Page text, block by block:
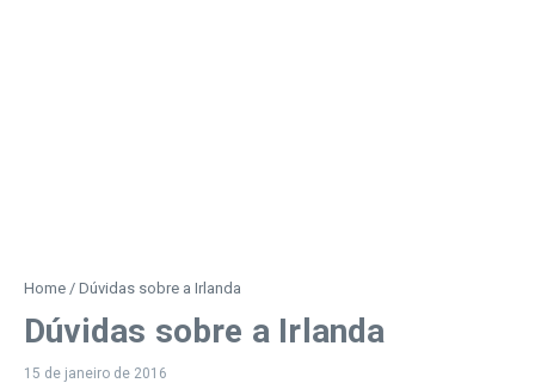
Home / Dúvidas sobre a Irlanda
Dúvidas sobre a Irlanda
15 de janeiro de 2016